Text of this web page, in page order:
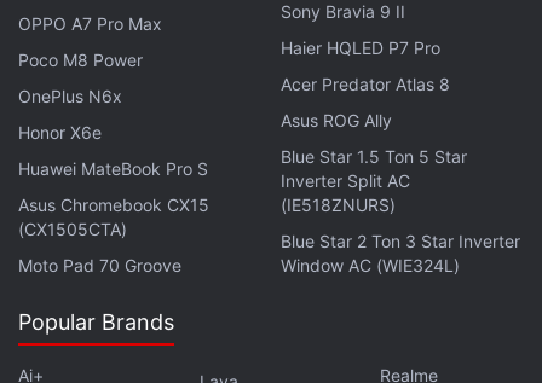
OPPO A7 Pro Max
Poco M8 Power
OnePlus N6x
Honor X6e
Huawei MateBook Pro S
Asus Chromebook CX15
(CX1505CTA)
Moto Pad 70 Groove
Sony Bravia 9 II
Haier HQLED P7 Pro
Acer Predator Atlas 8
Asus ROG Ally
Blue Star 1.5 Ton 5 Star
Inverter Split AC
(IE518ZNURS)
Blue Star 2 Ton 3 Star Inverter
Window AC (WIE324L)
Popular Brands
Ai+
Realme